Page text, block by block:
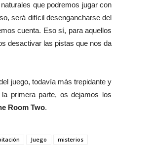
que podremos jugar con
será difícil desengancharse del
cuenta. Eso sí, para aquellos
desactivar las pistas que nos da
juego, todavía más trepidante y
primera parte, os dejamos los
Room Two.
Juego
misterios